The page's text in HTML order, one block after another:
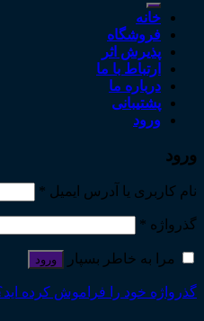
خانه
فروشگاه
پذیرش اثر
ارتباط با ما
درباره ما
پشتیبانی
ورود
ورود
نام کاربری یا آدرس ایمیل *
گذرواژه *
مرا به خاطر بسپار ورود
گذرواژه خود را فراموش کرده